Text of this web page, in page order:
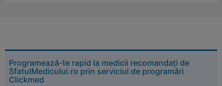
Programează-te rapid la medicii recomandați de
SfatulMedicului.ro prin serviciul de programări
Clickmed